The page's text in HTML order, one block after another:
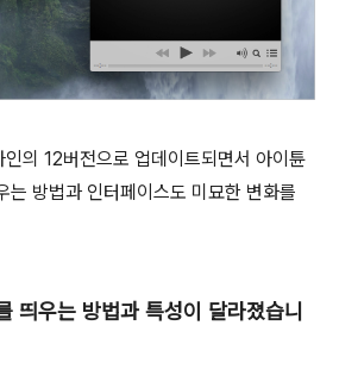
의 12버전으로 업데이트되면서 아이튠
는 방법과 인터페이스도 미묘한 변화를
띄우는 방법과 특성이 달라졌습니